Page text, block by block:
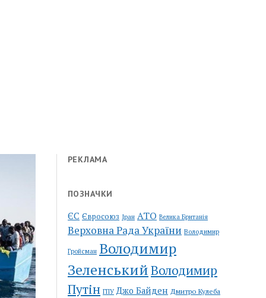
РЕКЛАМА
ПОЗНАЧКИ
ЄС Євросоюз Іран АТО Велика Британія
Верховна Рада України Володимир
Гройсман Володимир
ЗеленськийВолодимир
Путін ГПУ Джо Байден Дмитро Кулеба